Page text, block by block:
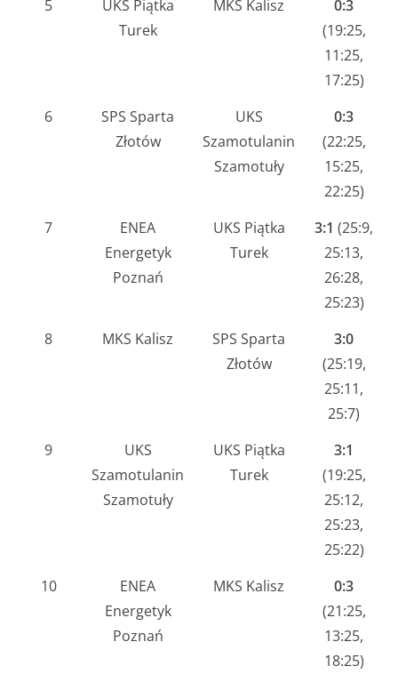
5
UKS Piątka
Turek
MKS Kalisz
0:3
(19:25,
11:25,
17:25)
6
SPS Sparta
Złotów
UKS
Szamotulanin
Szamotuły
0:3
(22:25,
15:25,
22:25)
7
ENEA
Energetyk
Poznań
UKS Piątka
Turek
3:1 (25:9,
25:13,
26:28,
25:23)
8
MKS Kalisz
SPS Sparta
Złotów
3:0
(25:19,
25:11,
25:7)
9
UKS
Szamotulanin
Szamotuły
UKS Piątka
Turek
3:1
(19:25,
25:12,
25:23,
25:22)
10
ENEA
Energetyk
Poznań
MKS Kalisz
0:3
(21:25,
13:25,
18:25)